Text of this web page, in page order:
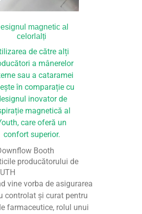
magnetic al
celorlalți
de către alți
a mânerelor
sau a cataramei
în comparație cu
inovator de
magnetică al
care oferă un
confort superior.
Booth
producătorului de
vine vorba de asigurarea
controlat și curat pentru
farmaceutice, rolul unui